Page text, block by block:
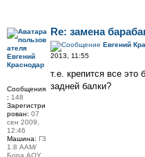
Re: замена
Евгений
2013, 11:55
т.е. крепится все это
задней балки?
Евгений
Краснодар
Сообщения
: 148
Зарегистри
рован: 07
сен 2009,
12:46
Машина: Г3
1.8 ААМ/
Бора АQY